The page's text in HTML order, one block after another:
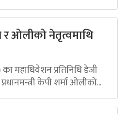
ओलीको नेतृत्वमाथि
महाधिवेशन प्रतिनिधि डेजी
केपी शर्मा ओलीको...